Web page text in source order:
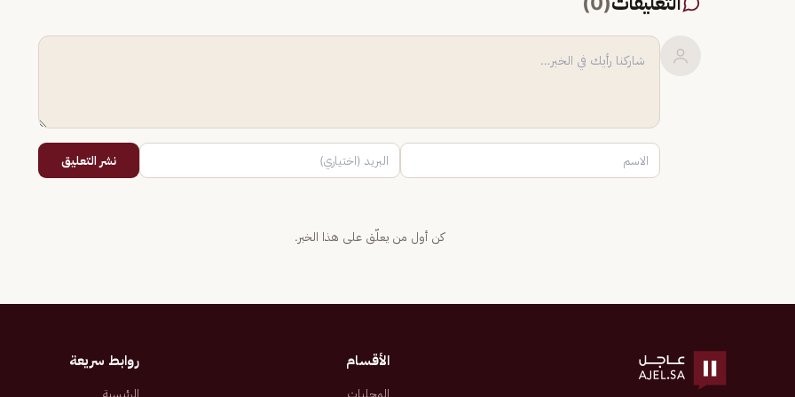
نشر التعليق
كن أول من يعلّق على هذا الخبر.
الأقسام
المحليات
روابط سريعة
الرئيسية